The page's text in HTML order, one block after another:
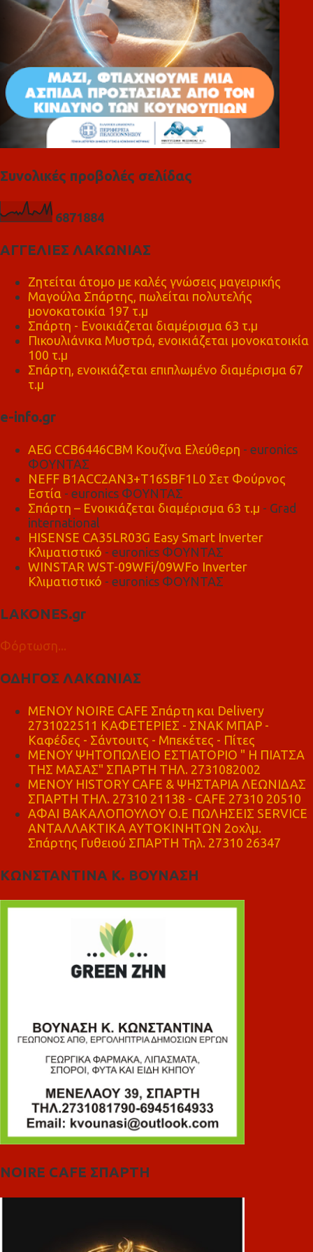
Συνολικές προβολές σελίδας
6871884
ΑΓΓΕΛΙΕΣ ΛΑΚΩΝΙΑΣ
Ζητείται άτομο με καλές γνώσεις μαγειρικής
Μαγούλα Σπάρτης, πωλείται πολυτελής
μονοκατοικία 197 τ.μ
Σπάρτη - Ενοικιάζεται διαμέρισμα 63 τ.μ
Πικουλιάνικα Μυστρά, ενοικιάζεται μονοκατοικία
100 τ.μ
Σπάρτη, ενοικιάζεται επιπλωμένο διαμέρισμα 67
τ.μ
e-info.gr
AEG CCB6446CBM Κουζίνα Ελεύθερη - euronics
ΦΟΥΝΤΑΣ
NEFF B1ACC2AN3+T16SBF1L0 Σετ Φούρνος
Εστία - euronics ΦΟΥΝΤΑΣ
Σπάρτη – Ενοικιάζεται διαμέρισμα 63 τ.μ - Grad
international
HISENSE CA35LR03G Easy Smart Inverter
Κλιματιστικό - euronics ΦΟΥΝΤΑΣ
WINSTAR WST-09WFi/09WFo Inverter
Κλιματιστικό - euronics ΦΟΥΝΤΑΣ
LAKONES.gr
Φόρτωση...
ΟΔΗΓΟΣ ΛΑΚΩΝΙΑΣ
MENOY NOIRE CAFE Σπάρτη και Delivery
2731022511 ΚΑΦΕΤΕΡΙΕΣ - ΣΝΑΚ ΜΠΑΡ -
Καφέδες - Σάντουιτς - Μπεκέτες - Πίτες
ΜΕΝΟΥ ΨΗΤΟΠΩΛΕΙΟ ΕΣΤΙΑΤΟΡΙΟ " Η ΠΙΑΤΣΑ
ΤΗΣ ΜΑΣΑΣ" ΣΠΑΡΤΗ ΤΗΛ. 2731082002
ΜΕΝΟΥ HISTORY CAFE & ΨΗΣΤΑΡΙΑ ΛΕΩΝΙΔΑΣ
ΣΠΑΡΤΗ ΤΗΛ. 27310 21138 - CAFE 27310 20510
ΑΦΑΙ ΒΑΚΑΛΟΠΟΥΛΟΥ Ο.Ε ΠΩΛΗΣΕΙΣ SERVICE
ΑΝΤΑΛΛΑΚΤΙΚΑ ΑΥΤΟΚΙΝΗΤΩΝ 2οχλμ.
Σπάρτης Γυθειού ΣΠΑΡΤΗ Τηλ. 27310 26347
ΚΩΝΣΤΑΝΤΙΝΑ Κ. ΒΟΥΝΑΣΗ
NOIRE CAFE ΣΠΑΡΤΗ